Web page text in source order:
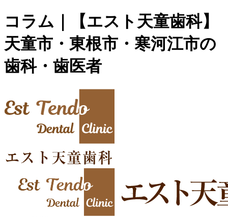
コラム｜【エスト天童歯科】
天童市・東根市・寒河江市の
歯科・歯医者